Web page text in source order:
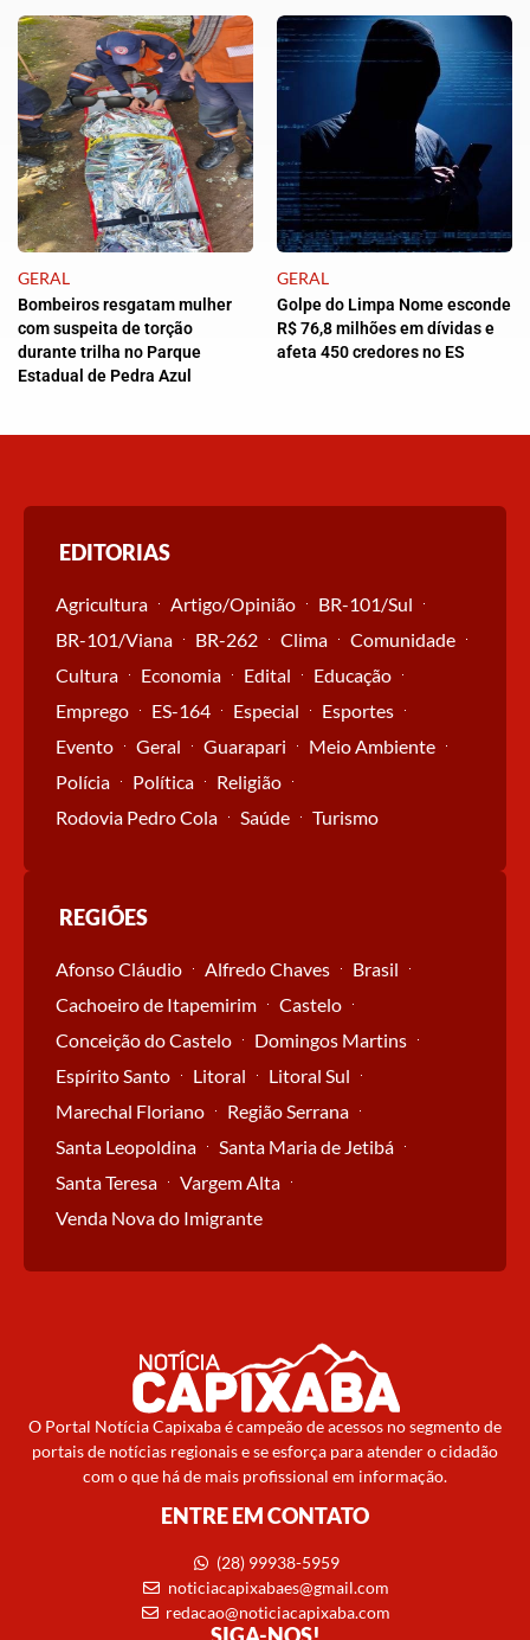
GERAL
Bombeiros resgatam mulher
com suspeita de torção
durante trilha no Parque
Estadual de Pedra Azul
GERAL
Golpe do Limpa Nome esconde
R$ 76,8 milhões em dívidas e
afeta 450 credores no ES
EDITORIAS
Agricultura Artigo/Opinião
BR-101/Sul
BR-101/Viana
BR-262 Clima
Comunidade
Cultura
Economia Edital
Educação
Emprego
ES-164 Especial
Esportes
Evento
Geral Guarapari
Meio Ambiente
Polícia
Política
Religião
Rodovia Pedro Cola
Saúde Turismo
REGIÕES
Afonso Cláudio Alfredo Chaves
Brasil
Cachoeiro de Itapemirim
Castelo
Conceição do Castelo
Domingos Martins
Espírito Santo
Litoral
Litoral Sul
Marechal Floriano
Região Serrana
Santa Leopoldina
Santa Maria de Jetibá
Santa Teresa
Vargem Alta
Venda Nova do Imigrante
O Portal Notícia Capixaba é campeão de acessos no segmento de
portais de notícias regionais e se esforça para atender o cidadão
com o que há de mais profissional em informação.
ENTRE EM CONTATO
(28) 99938-5959
noticiacapixabaes@gmail.com
redacao@noticiacapixaba.com